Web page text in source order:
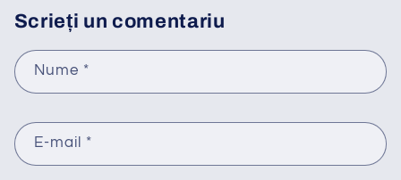
Scrieți un comentariu
Nume *
E-mail *